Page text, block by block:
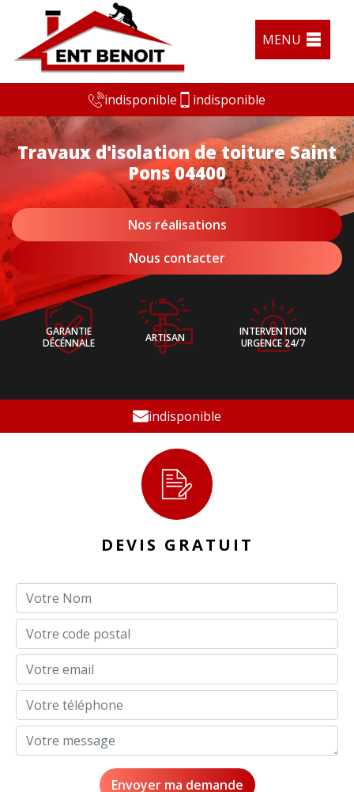
MENU
indisponible indisponible
Travaux d'isolation de toiture Saint
Pons 04400
Nos réalisations
Nous contacter
GARANTIE
DÉCÉNNALE
ARTISAN
INTERVENTION
URGENCE 24/7
indisponible
DEVIS GRATUIT